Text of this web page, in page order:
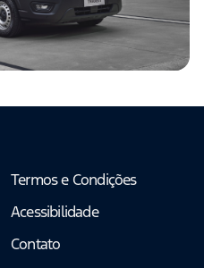
Termos e Condições
Acessibilidade
Contato